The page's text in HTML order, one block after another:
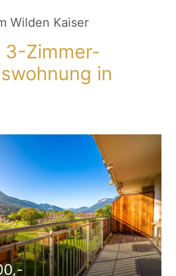
Wilden Kaiser
3-Zimmer-
in